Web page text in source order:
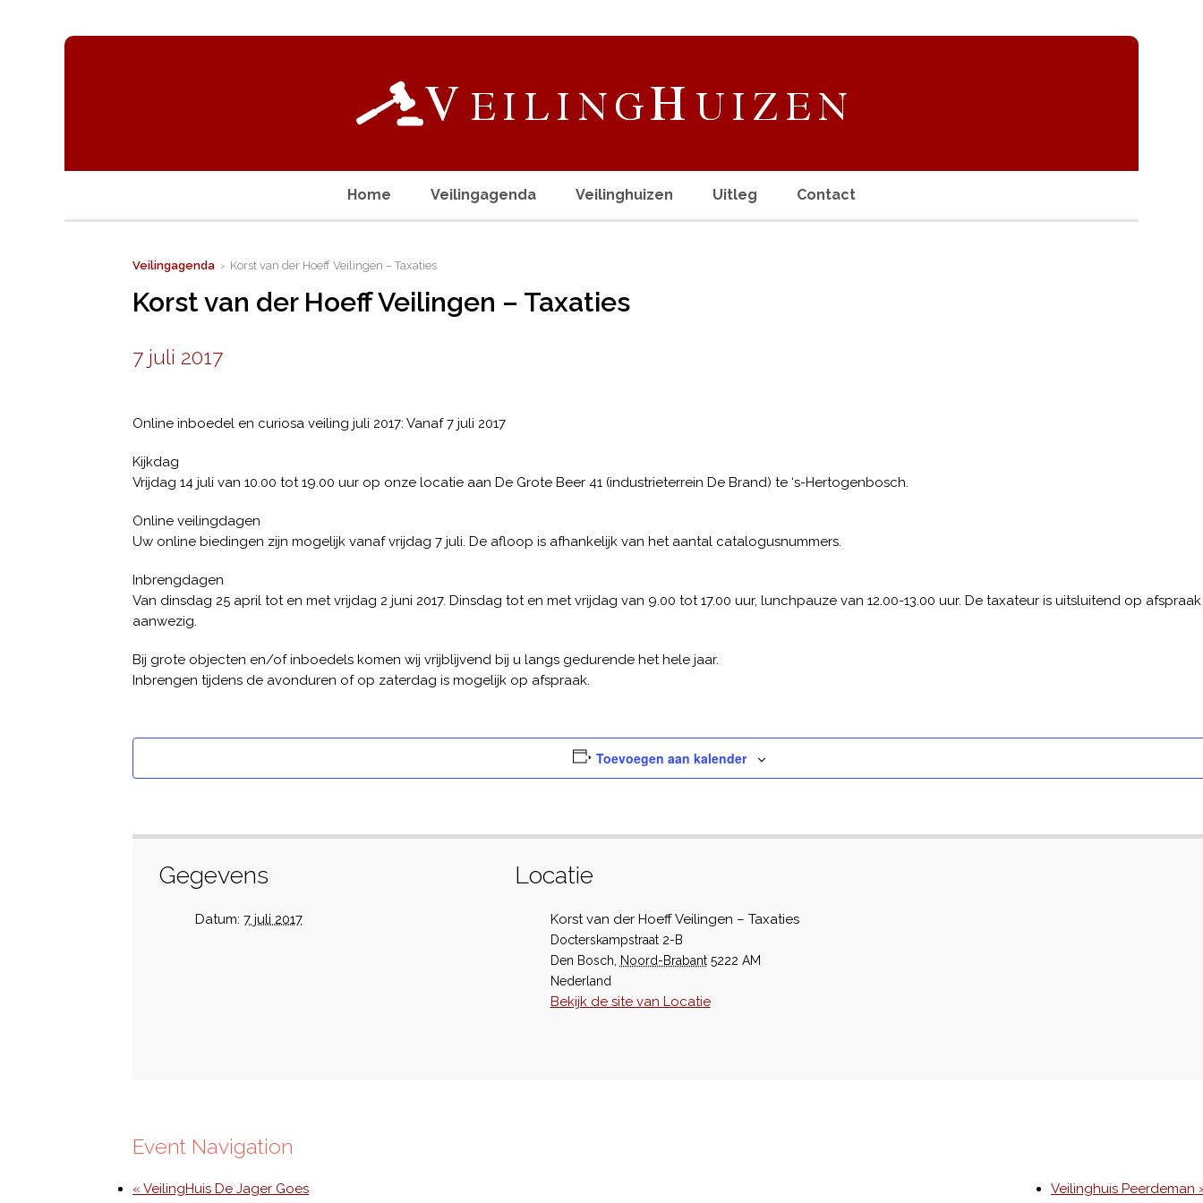
Home Veilingagenda Veilinghuizen Uitleg Contact
Veilingagenda › Korst van der Hoeff Veilingen – Taxaties
Korst van der Hoeff Veilingen – Taxaties
7 juli 2017
Online inboedel en curiosa veiling juli 2017: Vanaf 7 juli 2017
Kijkdag
Vrijdag 14 juli van 10.00 tot 19.00 uur op onze locatie aan De Grote Beer 41 (industrieterrein De Brand) te ‘s-Hertogenbosch.
Online veilingdagen
Uw online biedingen zijn mogelijk vanaf vrijdag 7 juli. De afloop is afhankelijk van het aantal catalogusnummers.
Inbrengdagen
Van dinsdag 25 april tot en met vrijdag 2 juni 2017. Dinsdag tot en met vrijdag van 9.00 tot 17.00 uur, lunchpauze van 12.00-13.00 uur. De taxateur is uitsluitend op afspraak
aanwezig.
Bij grote objecten en/of inboedels komen wij vrijblijvend bij u langs gedurende het hele jaar.
Inbrengen tijdens de avonduren of op zaterdag is mogelijk op afspraak.
Toevoegen aan kalender
Gegevens
Datum: 7 juli 2017
Locatie
Korst van der Hoeff Veilingen – Taxaties
Docterskampstraat 2-B
Den Bosch
Noord-Brabant 5222 AM
Nederland
Bekijk de site van Locatie
Event Navigation
« VeilingHuis De Jager Goes Veilinghuis Peerdeman